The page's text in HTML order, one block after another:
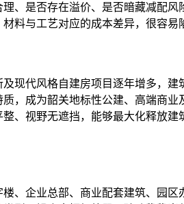
、是否存在溢价、是否暗藏减配风
料与工艺对应的成本差异，很容
现代风格自建房项目逐年增多，
，成为韶关地标性公建、高端商
、视野无遮挡，能够最大化释放
、企业总部、商业配套建筑、园区